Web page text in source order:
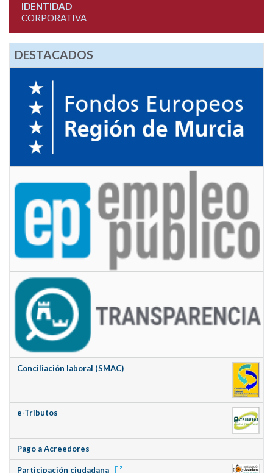
IDENTIDAD
CORPORATIVA
DESTACADOS
Conciliación laboral (SMAC)
e-Tributos
Pago a Acreedores
Participación ciudadana